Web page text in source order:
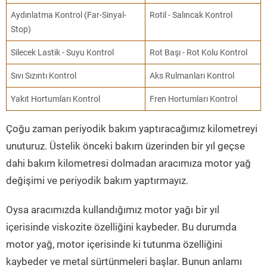
Aydınlatma Kontrol (Far-Sinyal-
Stop)
Rotil - Salıncak Kontrol
Silecek Lastik - Suyu Kontrol Rot Başı - Rot Kolu Kontrol
Sıvı Sızıntı Kontrol Aks Rulmanları Kontrol
Yakıt Hortumları Kontrol Fren Hortumları Kontrol
Çoğu zaman periyodik bakım yaptıracağımız kilometreyi
unuturuz. Üstelik önceki bakım üzerinden bir yıl geçse
dahi bakım kilometresi dolmadan aracımıza motor yağ
değişimi ve periyodik bakım yaptırmayız.
Oysa aracımızda kullandığımız motor yağı bir yıl
içerisinde viskozite özelliğini kaybeder. Bu durumda
motor yağ, motor içerisinde ki tutunma özelliğini
kaybeder ve metal sürtünmeleri başlar. Bunun anlamı